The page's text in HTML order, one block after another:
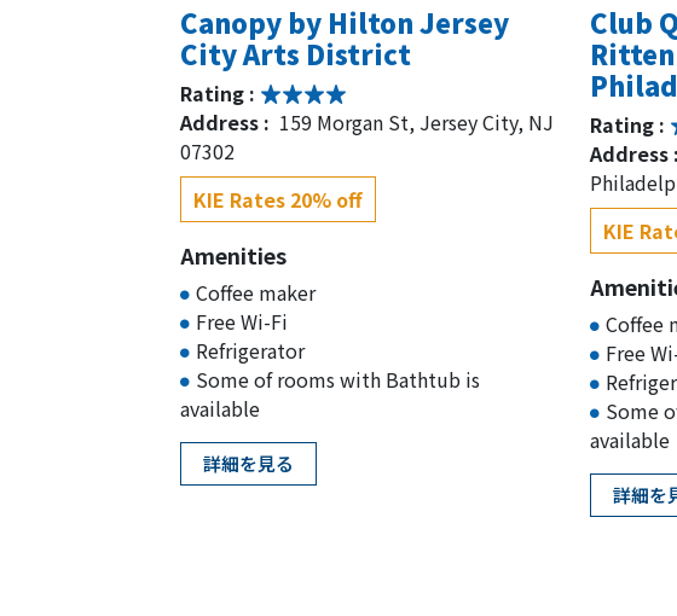
Canopy by Hilton Jersey
City Arts District
Rating :
Address : 159 Morgan St, Jersey City, NJ
07302
KIE Rates 20% off
Amenities
Coffee maker
Free Wi-Fi
Refrigerator
Some of rooms with Bathtub is
available
詳細を見る
Club
Rating :
Address :
KIE
Coffee
Free
Some
available
詳細を